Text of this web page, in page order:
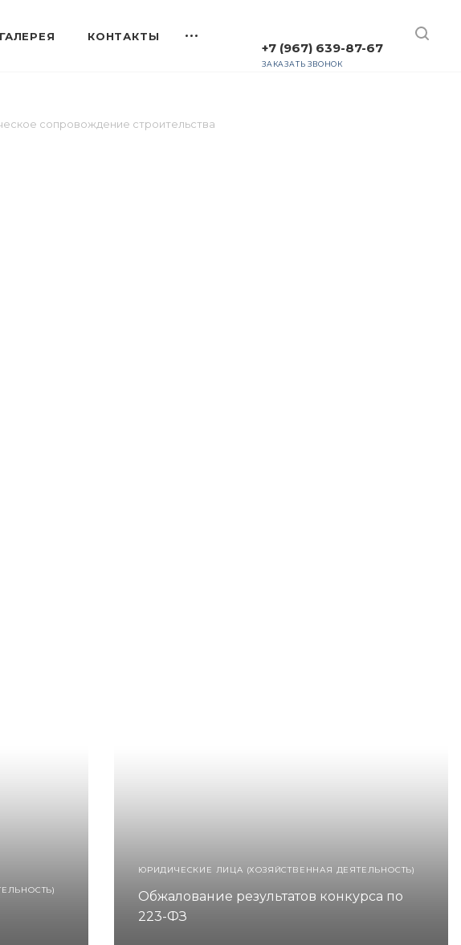
+7 (967) 639-87-67
ЗАКАЗАТЬ ЗВОНОК
сопровождение строительства
ЮРИДИЧЕСКИЕ ЛИЦА (ХОЗЯЙСТВЕННАЯ ДЕЯТЕЛЬНОСТЬ)
Обжалование результатов конкурса по
223-ФЗ